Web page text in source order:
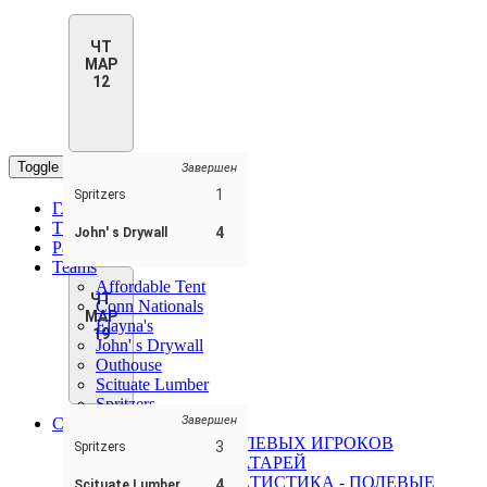
ЧТ
МАР
12
Завершен
Spritzers 1
John' s Drywall 4
ЧТ
МАР
19
Завершен
Spritzers 3
Toggle navigation
Главная
Таблица
Расписание/Результаты
Teams
Affordable Tent
Conn Nationals
Elayna's
John' s Drywall
Outhouse
Scituate Lumber
Spritzers
Статистика
СТАТИСТИКА ПОЛЕВЫХ ИГРОКОВ
СТАТИСТИКА ВРАТАРЕЙ
КОМАНДНАЯ СТАТИСТИКА - ПОЛЕВЫЕ